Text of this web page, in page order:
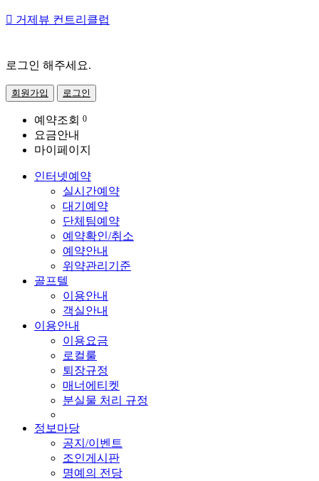
 거제뷰 컨트리클럽
로그인 해주세요.
회원가입 로그인
예약조회 0
요금안내
마이페이지
인터넷예약
실시간예약
대기예약
단체팀예약
예약확인/취소
예약안내
위약관리기준
골프텔
이용안내
객실안내
이용안내
이용요금
로컬룰
퇴장규정
매너에티켓
분실물 처리 규정
정보마당
공지/이벤트
조인게시판
명예의 전당